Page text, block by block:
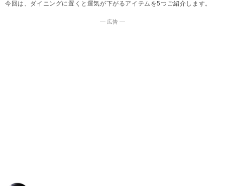
今回は、ダイニングに置くと運気が下がるアイテムを5つご紹介します。
― 広告 ―